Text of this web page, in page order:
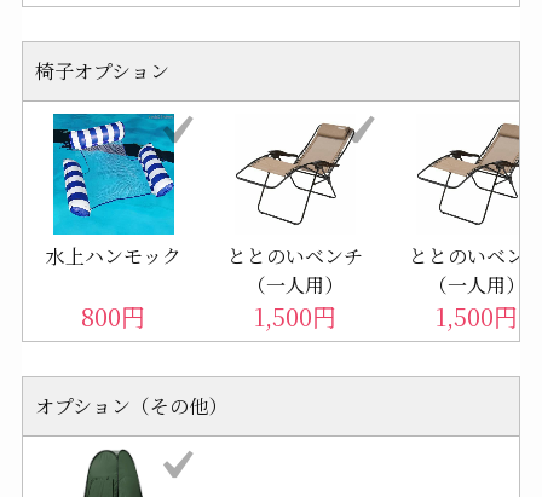
椅子オプション
水上ハンモック
800円
ととのいベンチ
（一人用）
1,500円
ととのいベン
（一人用）
1,500円
オプション（その他）